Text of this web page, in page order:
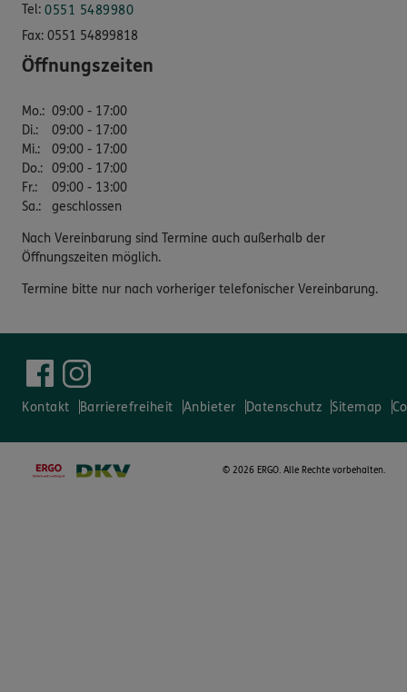
Tel: 0551 5489980
Fax: 0551 54899818
Öffnungszeiten
Mo.: 09:00 - 17:00
Di.:
09:00 - 17:00
Mi.:
09:00 - 17:00
Do.: 09:00 - 17:00
Fr.:
09:00 - 13:00
Sa.: geschlossen
Nach Vereinbarung sind Termine auch außerhalb der
Öffnungszeiten möglich.
Termine bitte nur nach vorheriger telefonischer Vereinbarung.
Kontakt Barrierefreiheit Anbieter Datenschutz Sitemap
© 2026 ERGO. Alle Rechte vorbehalten.